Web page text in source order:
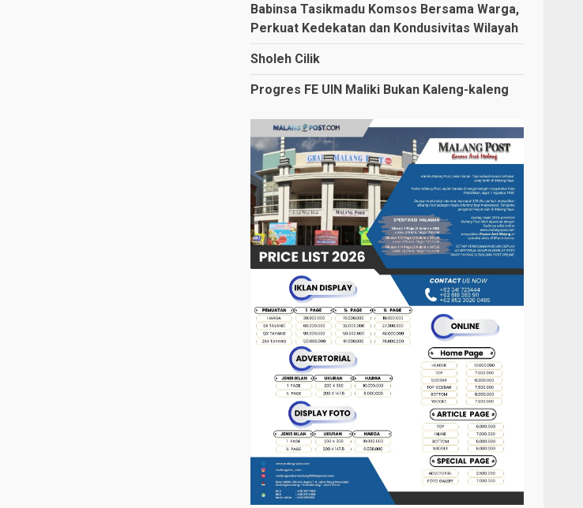
Babinsa Tasikmadu Komsos Bersama Warga,
Perkuat Kedekatan dan Kondusivitas Wilayah
Sholeh Cilik
Progres FE UIN Maliki Bukan Kaleng-kaleng